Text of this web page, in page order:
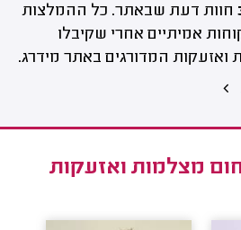
חוות דעת שבאתר. כל ההמלצות
אמיתיים אחרי שקיבלו
ואזעקות המדורגים באתר מידרג.
מצלמות ואזעקות